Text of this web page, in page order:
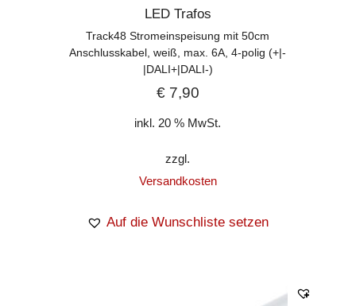
LED Trafos
Track48 Stromeinspeisung mit 50cm
Anschlusskabel, weiß, max. 6A, 4-polig (+|-
|DALI+|DALI-)
€7,90
inkl. 20 % MwSt.
zzgl.
Versandkosten
Auf die Wunschliste setzen